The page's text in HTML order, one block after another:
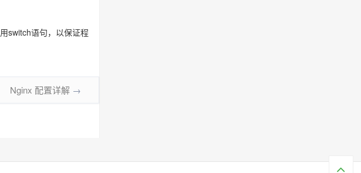
switch语句，以保证程
Nginx 配置详解→